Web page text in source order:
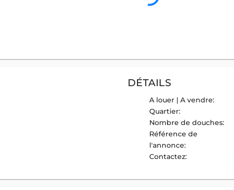
DÉTAILS
A louer | A vendre:
Quartier:
Nombre de douches:
Référence de
l'annonce:
Contactez: